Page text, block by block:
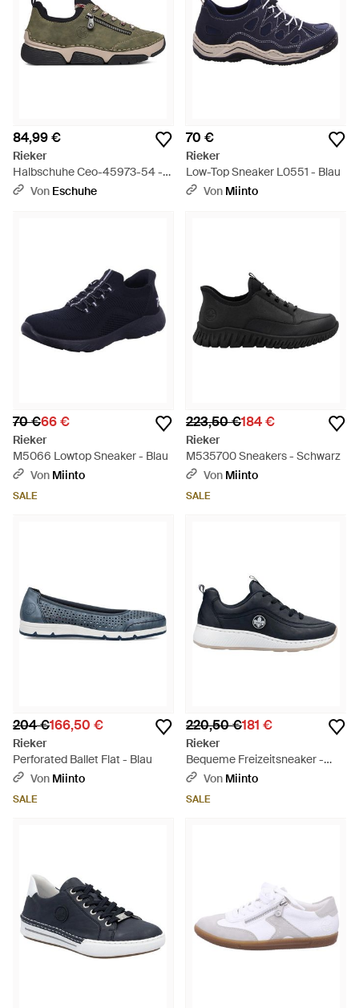
84,99 €
Rieker
Halbschuhe Ceo-45973-54 -
GrünVon Eschuhe
70 €
Rieker
Low-Top Sneaker L0551 - Blau
Von Miinto
70 €66 €
Rieker
M5066 Lowtop Sneaker - Blau
Von Miinto
SALE
223,50 €184 €
Rieker
M535700 Sneakers - Schwarz
Von Miinto
SALE
204 €166,50 €
Rieker
Perforated Ballet Flat - Blau
Von Miinto
SALE
220,50 €181 €
Rieker
Bequeme Freizeitsneaker -
BlauVon Miinto
SALE